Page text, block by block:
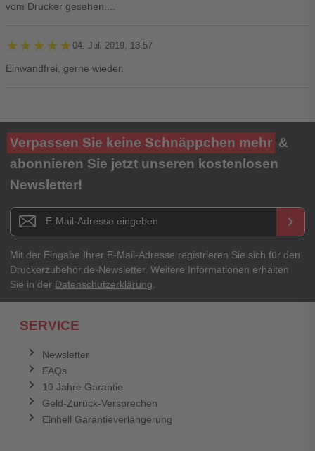
vom Drucker gesehen....
★★★★★
★★★★★04. Juli 2019, 13:57
Einwandfrei, gerne wieder.
Ihre Bewertung**
★★★★★
Titel**
E-Mail-Adresse
Ihr Passwort
Verpassen Sie keine Schnäppchen mehr &
abonnieren Sie jetzt unseren kostenlosen
Newsletter!
Newsletter E-Mail Adresse keyboard_arrow_right
Mit der Eingabe Ihrer E-Mail-Adresse registrieren Sie sich für den
Druckerzubehör.de-Newsletter. Weitere Informationen erhalten
Sie in der Datenschutzerklärung
SERVICE
Newsletter
FAQs
10 Jahre Garantie
Geld-Zurück-Versprechen
Einhell Garantieverlängerung